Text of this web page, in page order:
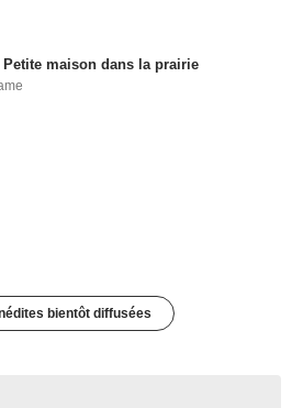
Petite maison dans la prairie
bientôt diffusées